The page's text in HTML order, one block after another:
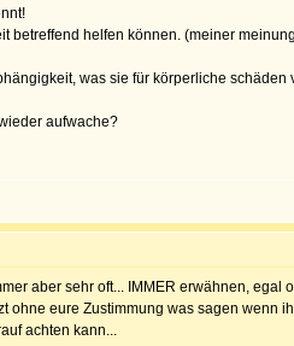
betreffend helfen können. (meiner
was sie für körperliche
aufwache?
aber sehr oft... IMMER erwähnen,
eure Zustimmung was sagen
achten kann...